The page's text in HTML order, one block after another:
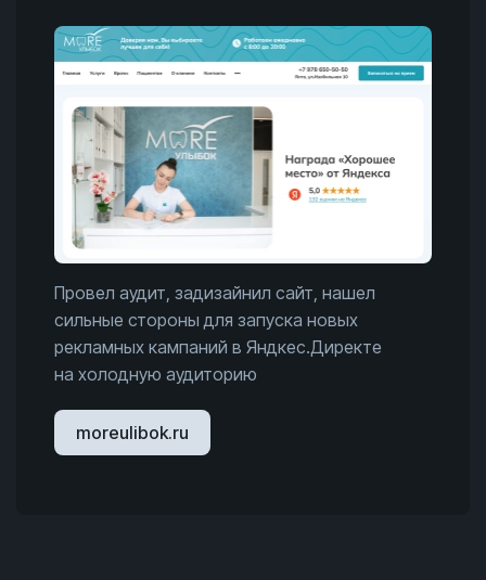
Провел аудит, задизайнил сайт, нашел
сильные стороны для запуска новых
рекламных кампаний в Яндкес.Директе
на холодную аудиторию
moreulibok.ru